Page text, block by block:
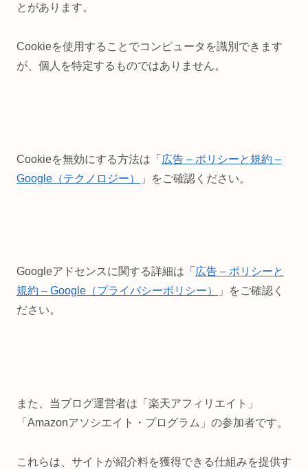
とがあります。
Cookieを使用することでコンピュータを識別できます
が、個人を特定するものではありません。
Cookieを無効にする方法は「 広告 – ポリシーと規約 –
Google（テクノロジー）
」をご確認ください。
Googleアドセンスに関する詳細は「 広告 – ポリシーと
規約 – Google（プライバシーポリシー）
」をご確認く
ださい。
また、当ブログ運営者は「楽天アフィリエイト」
「Amazonアソシエイト・プログラム」の参加者です。
これらは、サイトが紹介料を獲得できる仕組みを提供す